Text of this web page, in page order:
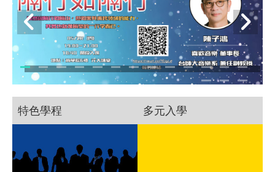
115/05/28 CEO論壇活動
特色學程 多元入學